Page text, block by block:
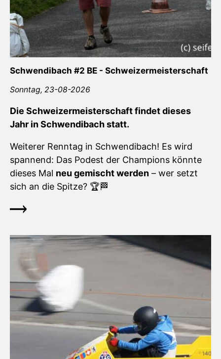
Schwendibach #2 BE - Schweizermeisterschaft
Sonntag, 23-08-2026
Die Schweizermeisterschaft findet dieses
Jahr in Schwendibach statt.
Weiterer Renntag in Schwendibach! Es wird
spannend: Das Podest der Champions könnte
dieses Mal neu gemischt werden – wer setzt
sich an die Spitze? 🏆🏁